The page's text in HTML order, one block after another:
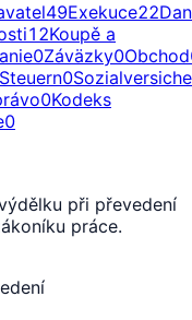
49Exekuce22
12Koupě a
0Záväzky0Obchod
Steuern0
0Kodeks
0
při převedení
práce.